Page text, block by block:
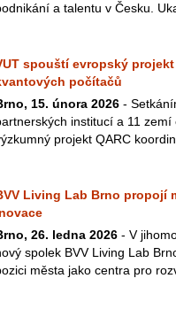
a talentu v Česku.
spouští evropský
počítačů
15. února 2026 -
institucí a 11
projekt QARC
Living Lab Brno propojí
26. ledna 2026 - V
spolek BVV Living Lab
města jako centra pro